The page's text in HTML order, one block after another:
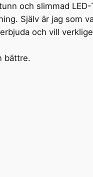
och slimmad LED-
Själv är jag som
och vill
bättre.